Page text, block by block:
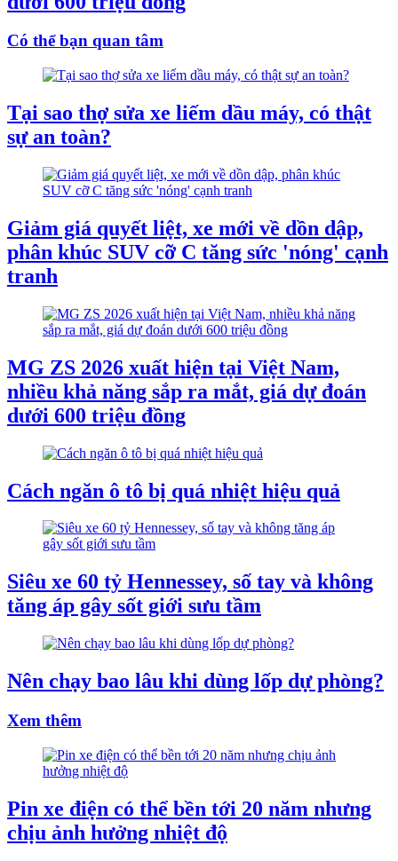
Có thể bạn quan tâm
Tại sao thợ sửa xe liếm dầu máy, có thật
sự an toàn?
Giảm giá quyết liệt, xe mới về dồn dập,
phân khúc SUV cỡ C tăng sức 'nóng' cạnh
tranh
MG ZS 2026 xuất hiện tại Việt Nam,
nhiều khả năng sắp ra mắt, giá dự đoán
dưới 600 triệu đồng
Cách ngăn ô tô bị quá nhiệt hiệu quả
Siêu xe 60 tỷ Hennessey, số tay và không
tăng áp gây sốt giới sưu tầm
Nên chạy bao lâu khi dùng lốp dự phòng?
Xem thêm
Pin xe điện có thể bền tới 20 năm nhưng
chịu ảnh hưởng nhiệt độ